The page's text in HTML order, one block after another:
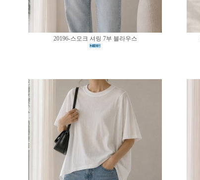
20196-스모크 셔링 7부 블라우스